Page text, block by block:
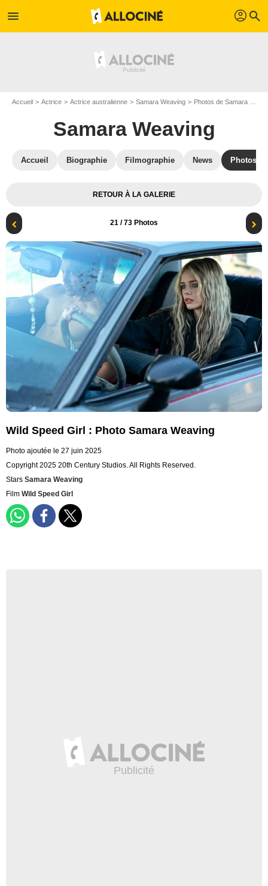
menu profil search
Accueil Actrice Actrice australienne Samara Weaving Photos de Samara Weaving
Samara Weaving
Accueil Biographie Filmographie News Photos
RETOUR À LA GALERIE
21 / 73 Photos
Wild Speed Girl : Photo Samara Weaving
Photo ajoutée le 27 juin 2025
Copyright 2025 20th Century Studios. All Rights Reserved.
Stars Samara Weaving
Film Wild Speed Girl